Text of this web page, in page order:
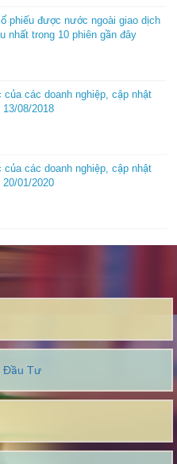
phiếu được nước ngoài giao dịch
nhất trong 10 phiên gần đây
của các doanh nghiệp, cập nhật
08/2018
của các doanh nghiệp, cập nhật
01/2020
Đầu Tư